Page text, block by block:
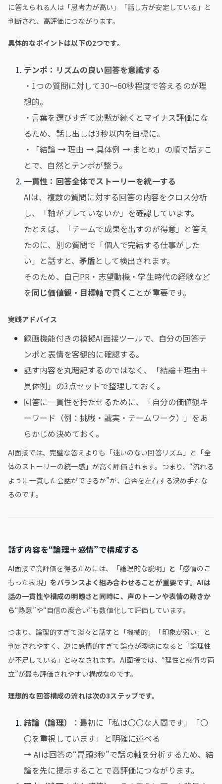
に答えられる人は「思考力が高い」「話し方が安定している」と
判断され、高評価につながります。
具体的なポイントは以下の2つです。
テンポ：リズムの良い回答を意識する
・1つの質問に対して30〜60秒程度で答えるのが理
想的。
・言葉を選びすぎて沈黙が続くとマイナス評価にな
るため、話し出しは3秒以内を目標に。
・「結論 → 理由 → 具体例 → まとめ」の順で話すこ
とで、自然とテンポが整う。
一貫性：回答全体でストーリーを統一する
AIは、複数の質問に対する回答の内容をクロス分析
し、「軸がブレていないか」を確認しています。
たとえば、「チームで成果を出すのが得意」と答え
たのに、別の質問で「個人で完結する仕事がした
い」と話すと、矛盾として検出されます。
そのため、自己PR・志望動機・学生時代の経験など
を同じ価値観・目標軸で貫く ことが重要です。
実践アドバイス
録画機能付きの模擬AI面接ツールで、自分の回答テ
ンポと表情を客観的に確認する。
話す内容を丸暗記するのではなく、「結論＋理由＋
具体例」の3点セットで整理しておく。
回答に一貫性を持たせるために、「自分の価値観キ
ーワード（例：挑戦・誠実・チームワーク）」をあ
らかじめ決めておく。
AI面接では、完璧な答えよりも「迷いのない回答リズム」と「全
体のストーリーの統一感」が高く評価されます。つまり、“流れる
ように一貫した会話ができるか”が、合否を左右する決め手とな
るのです。
話す内容を“論理＋感情”で構成する
AI面接で高評価を得るためには、「論理的な説明」 と 「感情のこ
もった表現」 をバランスよく組み合わせることが重要です。AIは
話の一貫性や構成の明瞭さと同時に、声のトーンや表情の動きか
ら“熱意”や“自信の度合い”も数値化して評価しています。
つまり、論理的すぎて淡々と話すと「機械的」「印象が弱い」と
判定されやすく、逆に感情的すぎて論点が曖昧になると「論理性
が不足している」とみなされます。AI面接では、“理性と感情の両
立”が最も評価されやすい構成なのです。
理想的な回答構成の流れは次の3ステップです。
結論（論理）
：最初に「私は〇〇な人間です」「〇
〇を重視しています」と明確に述べる
→ AIは回答の“冒頭3秒”で話の軸を分析するため、結
論を先に提示することで高評価につながります。